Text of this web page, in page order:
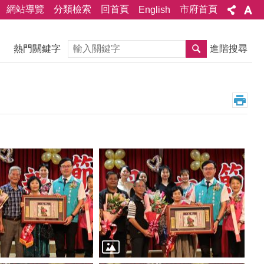
網站導覽 分類檢索 回首頁 English 市府首頁
熱門關鍵字 搜尋 進階搜尋